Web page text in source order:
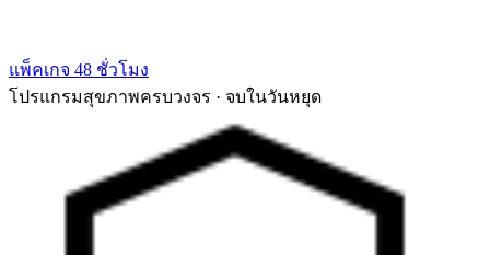
แพ็คเกจ 48 ชั่วโมง
โปรแกรมสุขภาพครบวงจร · จบในวันหยุด